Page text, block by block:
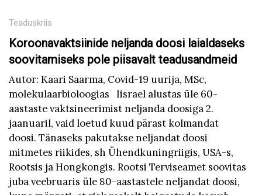
Teaduskriis
Koroonavaktsiinide neljanda doosi laialdaseks
soovitamiseks pole piisavalt teadusandmeid
Autor: Kaari Saarma, Covid-19 uurija, MSc,
molekulaarbioloogias Iisrael alustas üle 60-
aastaste vaktsineerimist neljanda doosiga 2.
jaanuaril, vaid loetud kuud pärast kolmandat
doosi. Tänaseks pakutakse neljandat doosi
mitmetes riikides, sh Ühendkuningriigis, USA-s,
Rootsis ja Hongkongis. Rootsi Terviseamet soovitas
juba veebruaris üle 80-aastastele neljandat doosi,